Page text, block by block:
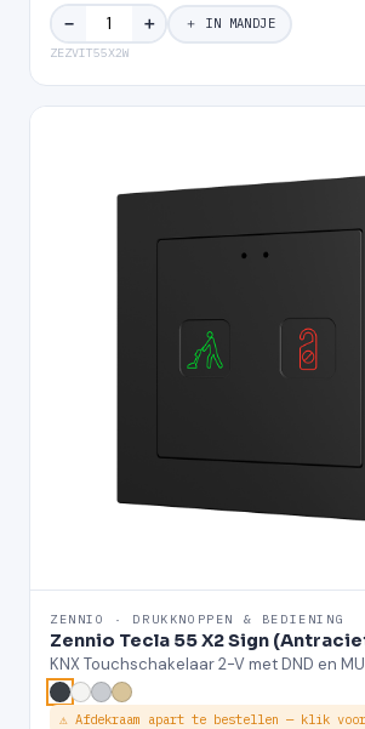
− ＋ ＋ IN MANDJE
ZEZVIT55X2W
ZENNIO · DRUKKNOPPEN & BEDIENING
Zennio Tecla 55 X2 Sign
KNX Touchschakelaar 2-V met DND en
⚠ Afdekraam apart te bestellen — klik